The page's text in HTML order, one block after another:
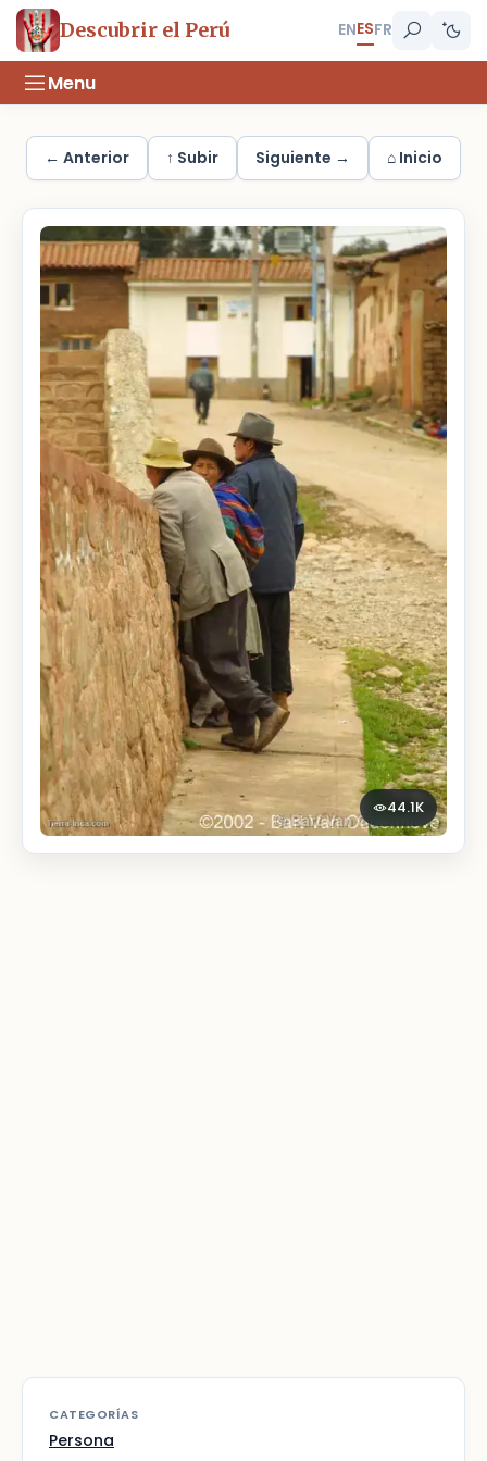
Descubrir el Perú ENESFR
Menu
← Anterior ↑ Subir Siguiente → ⌂ Inicio
44.1K
CATEGORÍAS
Persona